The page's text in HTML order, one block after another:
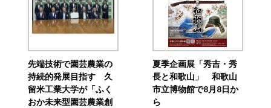
先端技術で園芸農業の
持続的発展目指す 久
留米工業大学が「ふく
おか未来型園芸農業創
夏季企画展「秀吉・秀
長と和歌山」 和歌山
市立博物館で8月8日か
ら